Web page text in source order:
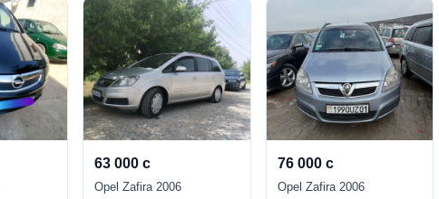
63 000 с
Opel Zafira 2006
76 000 с
Opel Zafira 2006